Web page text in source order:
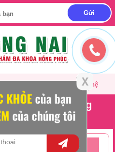
Liên hệ
có khả năng
TRỰC TUYẾN 24/24